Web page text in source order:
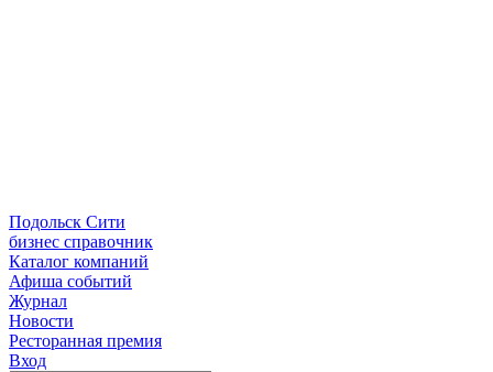
Подольск Сити
бизнес справочник
Каталог компаний
Афиша событий
Журнал
Новости
Ресторанная премия
Вход